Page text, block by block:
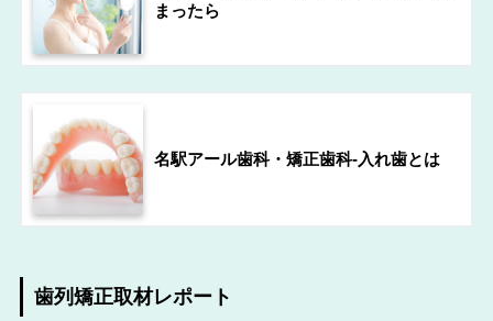
まったら
名駅アール歯科・矯正歯科-入れ歯とは
歯列矯正取材レポート